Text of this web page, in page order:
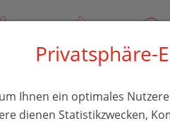
Über uns Rezept-
Privatsphäre-
Ihnen ein optimales
dienen Statistikzwecken,